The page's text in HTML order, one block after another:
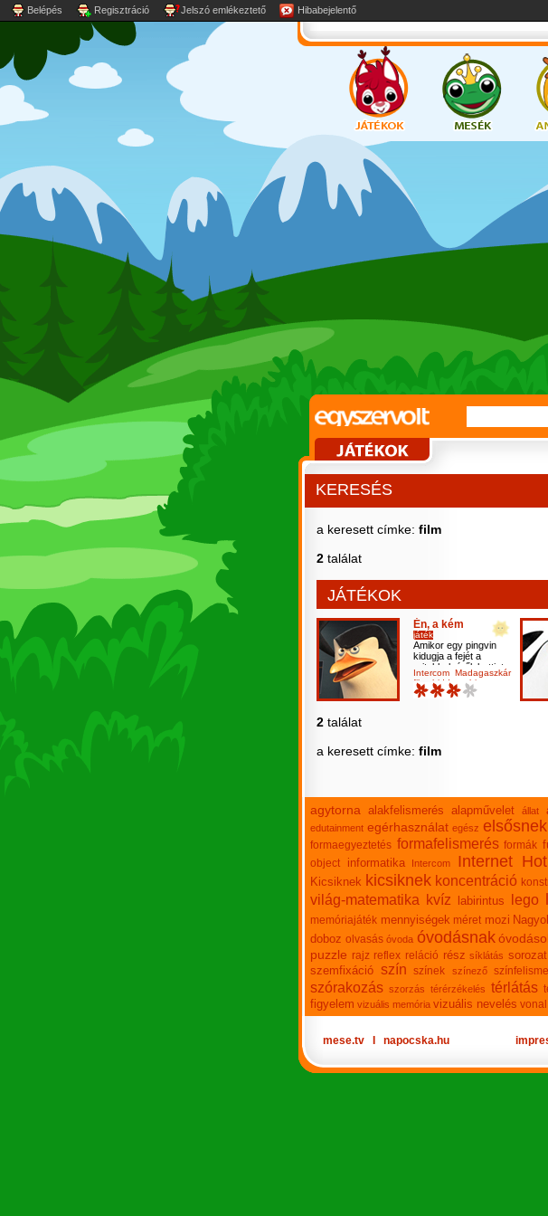
Belépés Regisztráció Jelszó emlékeztető Hibabejelentő
KERESÉS
a keresett címke: film
2 találat
JÁTÉKOK
Én, a kém
játék
Amikor egy pingvin
kidugja a fejét a
rejtekhelyéről, kattints
rá!
Intercom Madagaszkár
film
hidden object
2 találat
a keresett címke: film
agytorna alakfelismerés alapművelet állat
edutainment egérhasználat egész elsősnek
formaegyeztetés formafelismerés formák
object
informatika Intercom Internet
Kicsiknek kicsiknek koncentráció
világ-matematika kvíz labirintus lego
memóriajáték mennyiségek méret mozi
doboz olvasás óvoda óvodásnak
puzzle rajz reflex reláció rész síklátás sorozat
szemfixáció szín színek színező
szórakozás szorzás térérzékelés térlátás
figyelem vizuális memória vizuális nevelés vonal
mese.tv napocska.hu